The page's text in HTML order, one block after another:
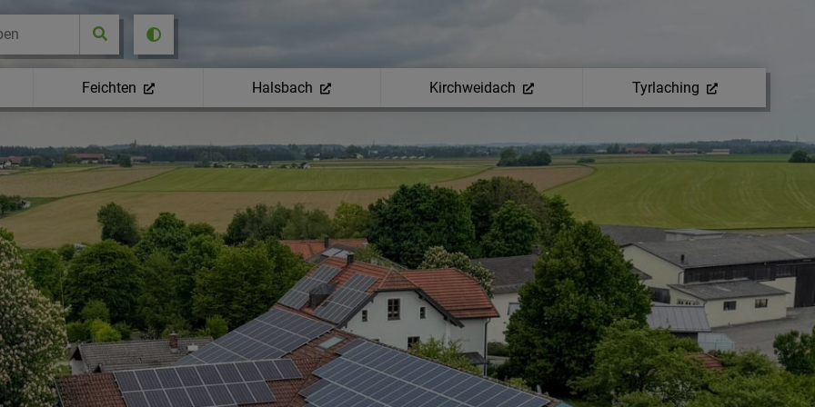
Feichten Halsbach Kirchweidach Tyrlaching